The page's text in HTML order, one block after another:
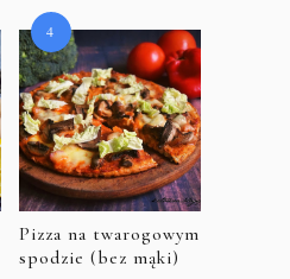
Pizza na twarogowym
spodzie (bez mąki)